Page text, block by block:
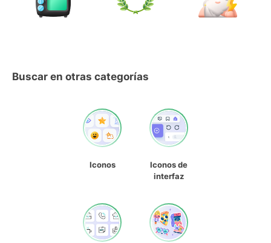
Buscar en otras categorías
Iconos
Iconos de
interfaz